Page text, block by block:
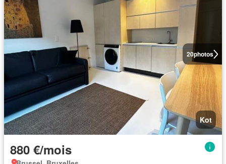
20photos
Kot
880 €/mois